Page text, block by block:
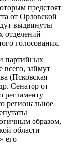
предстоят
от Орловской
выдвинуты
отделений
голосования.
партийных
всего, займут
(Псковская
Сенатор от
регламенту
региональное
образом,
области
его